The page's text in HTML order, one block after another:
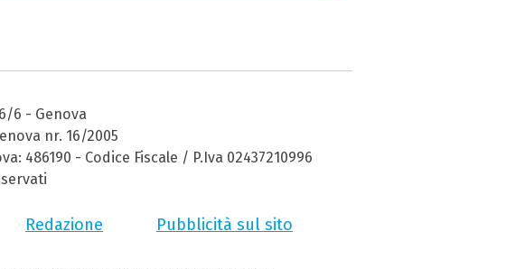
6 - Genova
nr. 16/2005
486190 - Codice Fiscale / P.Iva 02437210996
Redazione Pubblicità sul sito